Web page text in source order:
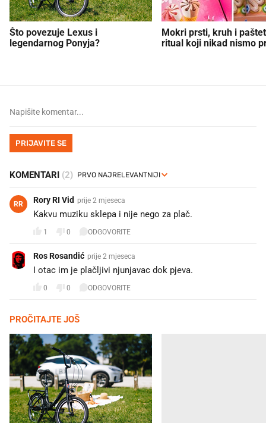
Što povezuje Lexus i
legendarnog Ponyja?
Mokri prsti, kruh i
ritual koji nikad nismo
PRIJAVITE SE
KOMENTARI (2)
RR Rory RI Vid prije 2 mjeseca
Kakvu muziku sklepa i nije nego za plač.
1 0 ODGOVORITE
Ros Rosandić prije 2 mjeseca
I otac im je plačljivi njunjavac dok pjeva.
0 0 ODGOVORITE
PROČITAJTE JOŠ